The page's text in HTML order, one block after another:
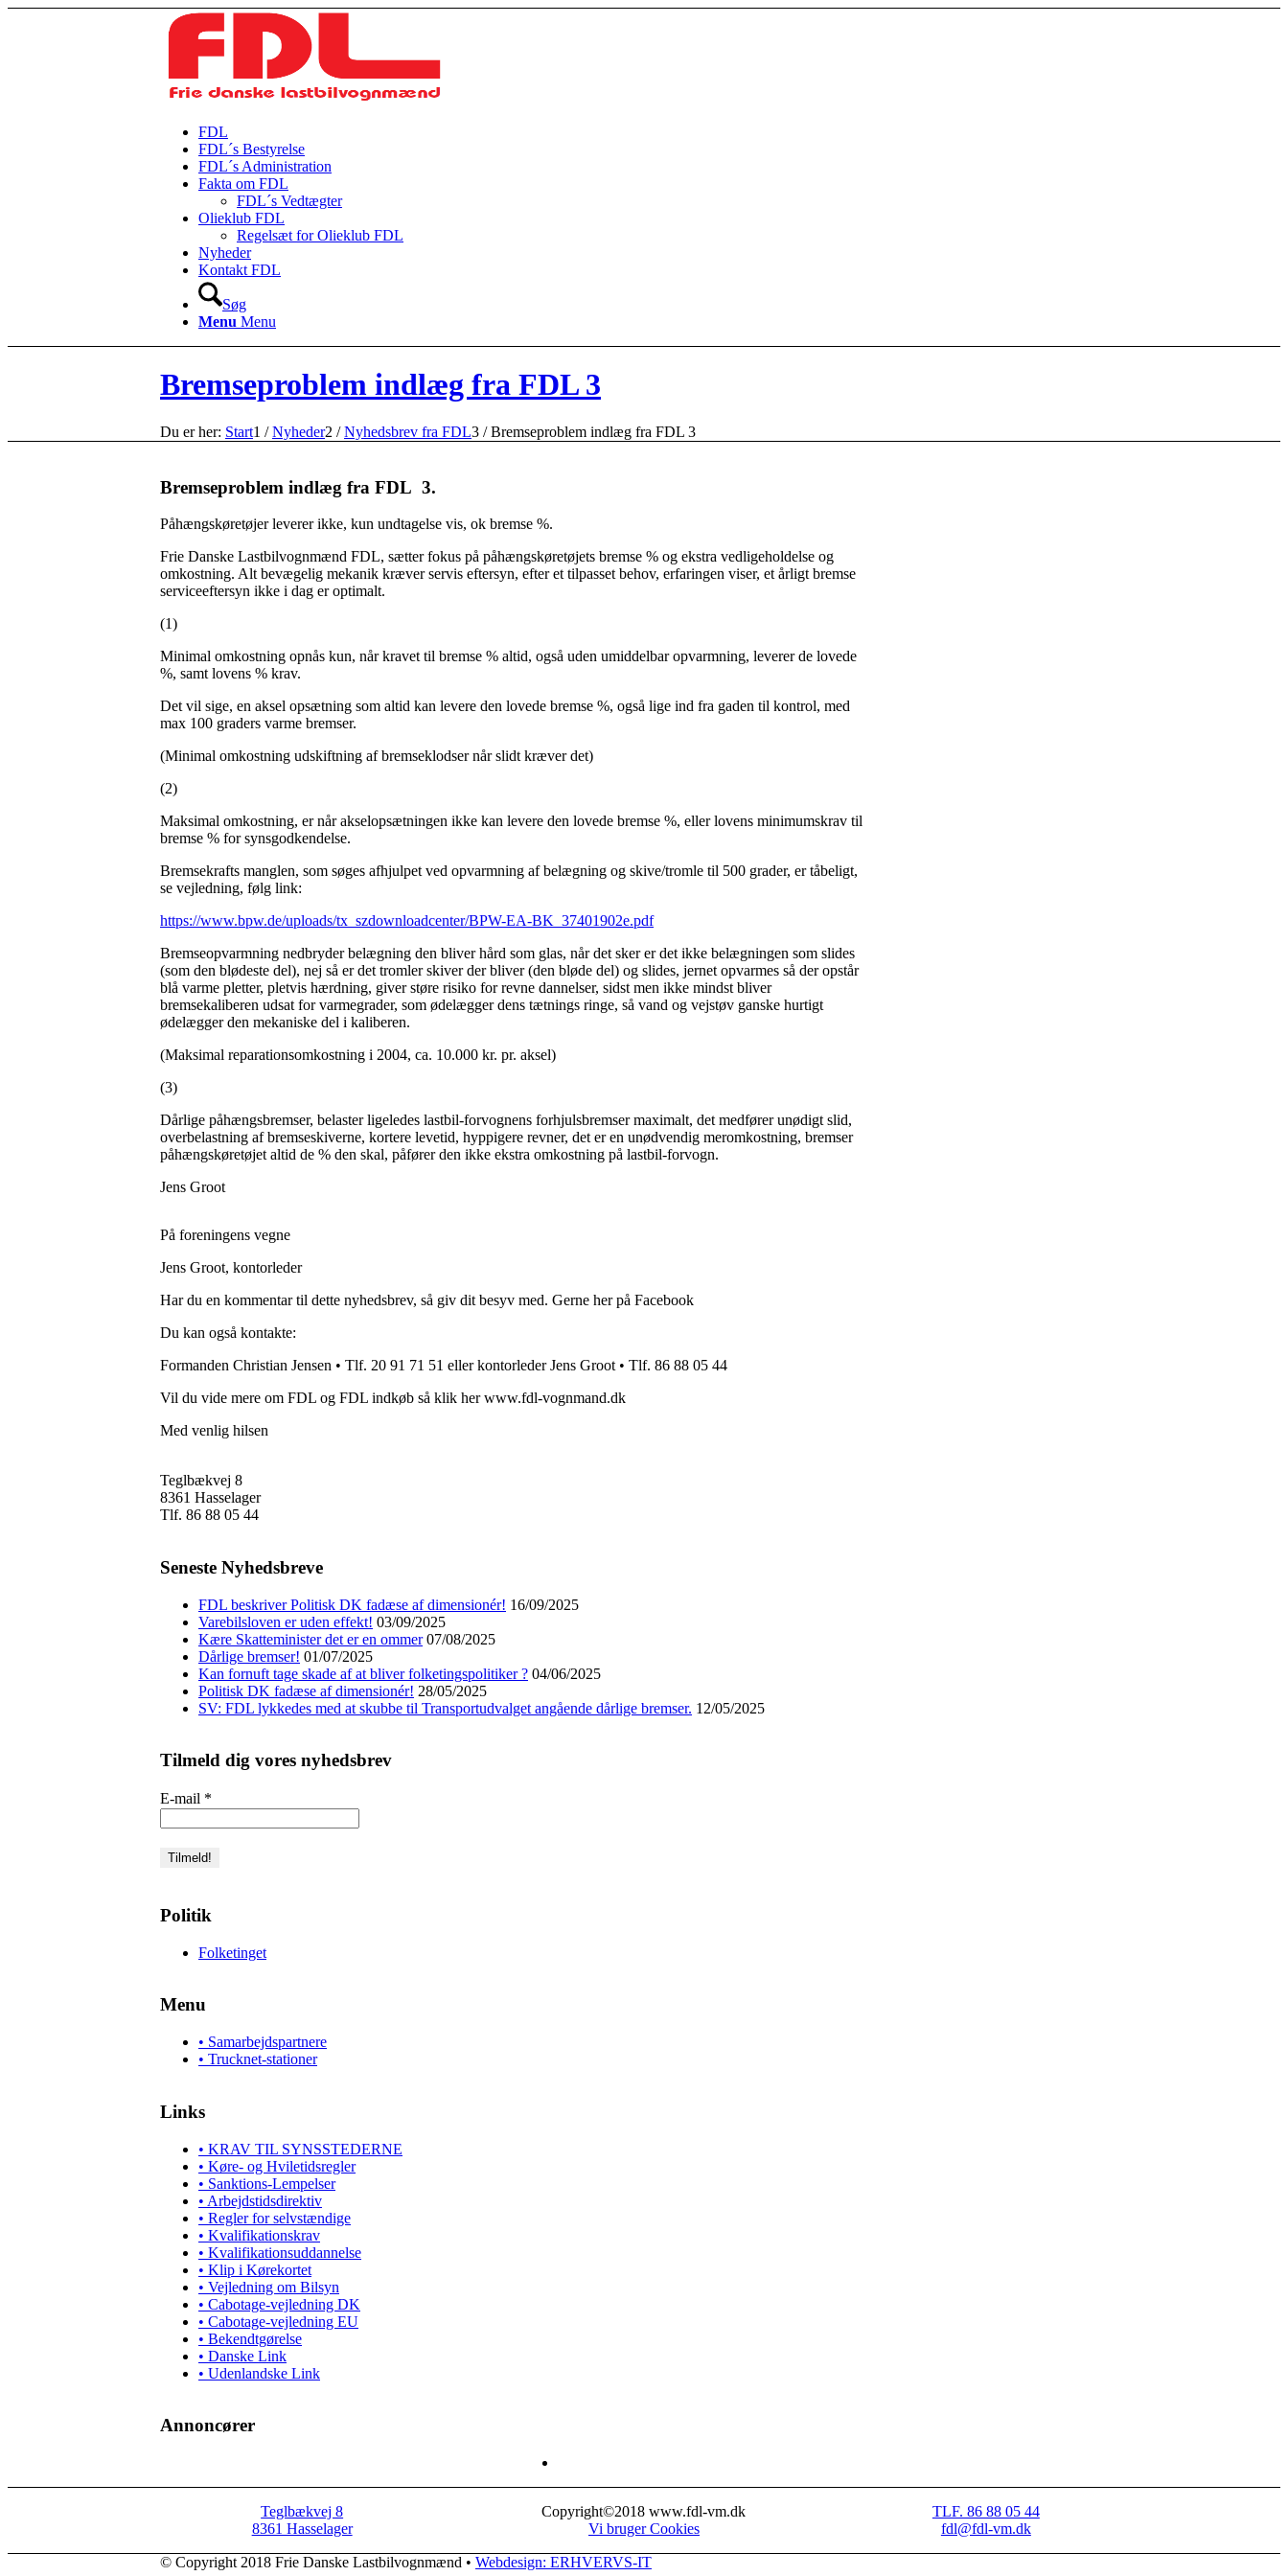
FDL
FDL´s Bestyrelse
FDL´s Administration
Fakta om FDL
FDL´s Vedtægter
Olieklub FDL
Regelsæt for Olieklub FDL
Nyheder
Kontakt FDL
Søg
Menu Menu
Bremseproblem indlæg fra FDL 3
Du er her: Start1 / Nyheder2 / Nyhedsbrev fra FDL3 / Bremseproblem indlæg fra FDL 3
Bremseproblem indlæg fra FDL 3.
Påhængskøretøjer leverer ikke, kun undtagelse vis, ok bremse %.
Frie Danske Lastbilvognmænd FDL, sætter fokus på påhængskøretøjets bremse % og ekstra vedligeholdelse og
omkostning. Alt bevægelig mekanik kræver servis eftersyn, efter et tilpasset behov, erfaringen viser, et årligt bremse
serviceeftersyn ikke i dag er optimalt.
(1)
Minimal omkostning opnås kun, når kravet til bremse % altid, også uden umiddelbar opvarmning, leverer de lovede
%, samt lovens % krav.
Det vil sige, en aksel opsætning som altid kan levere den lovede bremse %, også lige ind fra gaden til kontrol, med
max 100 graders varme bremser.
(Minimal omkostning udskiftning af bremseklodser når slidt kræver det)
(2)
Maksimal omkostning, er når akselopsætningen ikke kan levere den lovede bremse %, eller lovens minimumskrav til
bremse % for synsgodkendelse.
Bremsekrafts manglen, som søges afhjulpet ved opvarmning af belægning og skive/tromle til 500 grader, er tåbeligt,
se vejledning, følg link:
https://www.bpw.de/uploads/tx_szdownloadcenter/BPW-EA-BK_37401902e.pdf
Bremseopvarmning nedbryder belægning den bliver hård som glas, når det sker er det ikke belægningen som slides
(som den blødeste del), nej så er det tromler skiver der bliver (den bløde del) og slides, jernet opvarmes så der opstår
blå varme pletter, pletvis hærdning, giver støre risiko for revne dannelser, sidst men ikke mindst bliver
bremsekaliberen udsat for varmegrader, som ødelægger dens tætnings ringe, så vand og vejstøv ganske hurtigt
ødelægger den mekaniske del i kaliberen.
(Maksimal reparationsomkostning i 2004, ca. 10.000 kr. pr. aksel)
(3)
Dårlige påhængsbremser, belaster ligeledes lastbil-forvognens forhjulsbremser maximalt, det medfører unødigt slid,
overbelastning af bremseskiverne, kortere levetid, hyppigere revner, det er en unødvendig meromkostning, bremser
påhængskøretøjet altid de % den skal, påfører den ikke ekstra omkostning på lastbil-forvogn.
Jens Groot
På foreningens vegne
Jens Groot, kontorleder
Har du en kommentar til dette nyhedsbrev, så giv dit besyv med. Gerne her på Facebook
Du kan også kontakte:
Formanden Christian Jensen • Tlf. 20 91 71 51 eller kontorleder Jens Groot • Tlf. 86 88 05 44
Vil du vide mere om FDL og FDL indkøb så klik her www.fdl-vognmand.dk
Med venlig hilsen
Teglbækvej 8
8361 Hasselager
Tlf. 86 88 05 44
Seneste Nyhedsbreve
FDL beskriver Politisk DK fadæse af dimensionér! 16/09/2025
Varebilsloven er uden effekt! 03/09/2025
Kære Skatteminister det er en ommer 07/08/2025
Dårlige bremser! 01/07/2025
Kan fornuft tage skade af at bliver folketingspolitiker ? 04/06/2025
Politisk DK fadæse af dimensionér! 28/05/2025
SV: FDL lykkedes med at skubbe til Transportudvalget angående dårlige bremser. 12/05/2025
Tilmeld dig vores nyhedsbrev
E-mail *
Politik
Folketinget
Menu
• Samarbejdspartnere
• Trucknet-stationer
Links
• KRAV TIL SYNSSTEDERNE
• Køre- og Hviletidsregler
• Sanktions-Lempelser
• Arbejdstidsdirektiv
• Regler for selvstændige
• Kvalifikationskrav
• Kvalifikationsuddannelse
• Klip i Kørekortet
• Vejledning om Bilsyn
• Cabotage-vejledning DK
• Cabotage-vejledning EU
• Bekendtgørelse
• Danske Link
• Udenlandske Link
Annoncører
Teglbækvej 8
8361 Hasselager
Copyright©2018 www.fdl-vm.dk
Vi bruger Cookies
TLF. 86 88 05 44
fdl@fdl-vm.dk
© Copyright 2018 Frie Danske Lastbilvognmænd • Webdesign: ERHVERVS-IT